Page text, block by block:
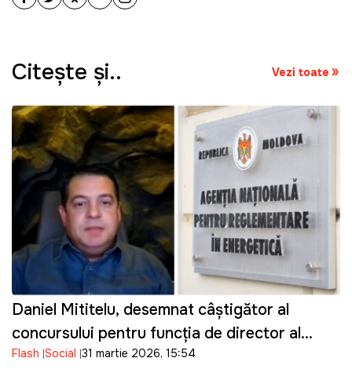
Citeşte şi.. Vezi toate
Daniel Mititelu, desemnat câștigător al
concursului pentru funcția de director al
ANRE
Flash Social 31 martie 2026, 15:54